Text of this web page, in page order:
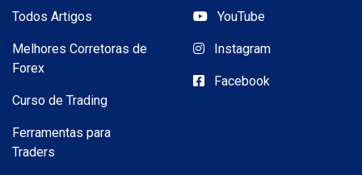
Todos Artigos
Melhores Corretoras de
Forex
Curso de Trading
Ferramentas para
Traders
YouTube
Instagram
Facebook